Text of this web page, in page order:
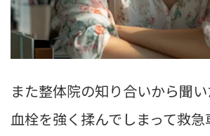
また整体院の知り合いから聞い
血栓を強く揉んでしまって救